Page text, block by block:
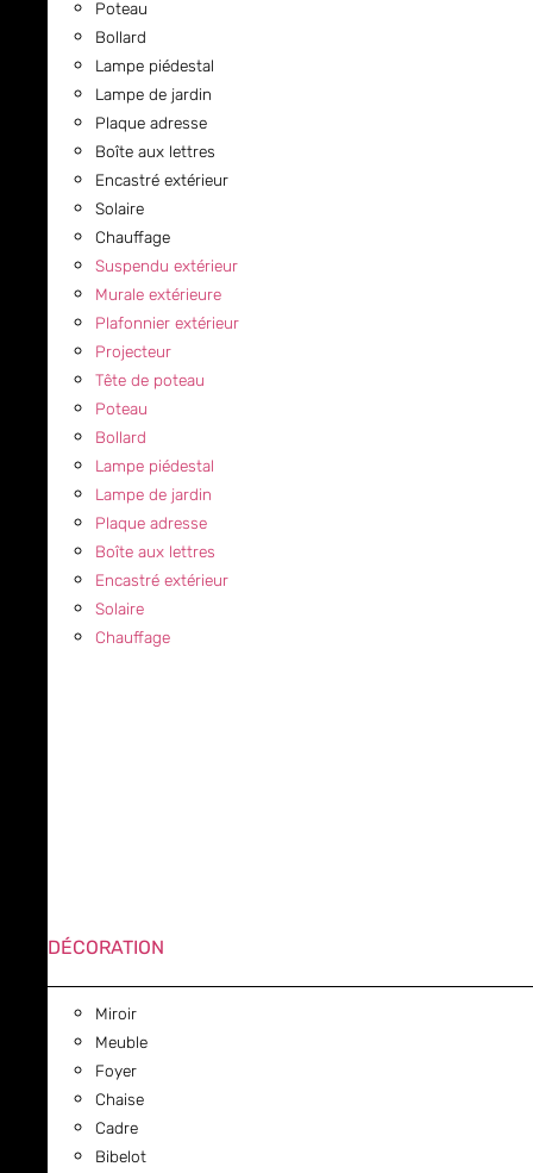
Poteau
Bollard
Lampe piédestal
Lampe de jardin
Plaque adresse
Boîte aux lettres
Encastré extérieur
Solaire
Chauffage
Suspendu extérieur
Murale extérieure
Plafonnier extérieur
Projecteur
Tête de poteau
Poteau
Bollard
Lampe piédestal
Lampe de jardin
Plaque adresse
Boîte aux lettres
Encastré extérieur
Solaire
Chauffage
DÉCORATION
Miroir
Meuble
Foyer
Chaise
Cadre
Bibelot